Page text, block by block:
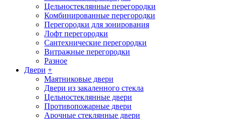
Цельностеклянные перегородки
Комбинированные перегородки
Перегородки для зонирования
Лофт перегородки
Сантехнические перегородки
Витражные перегородки
Разное
Двери +
Маятниковые двери
Двери из закаленного стекла
Цельностеклянные двери
Противопожарные двери
Арочные стеклянные двери